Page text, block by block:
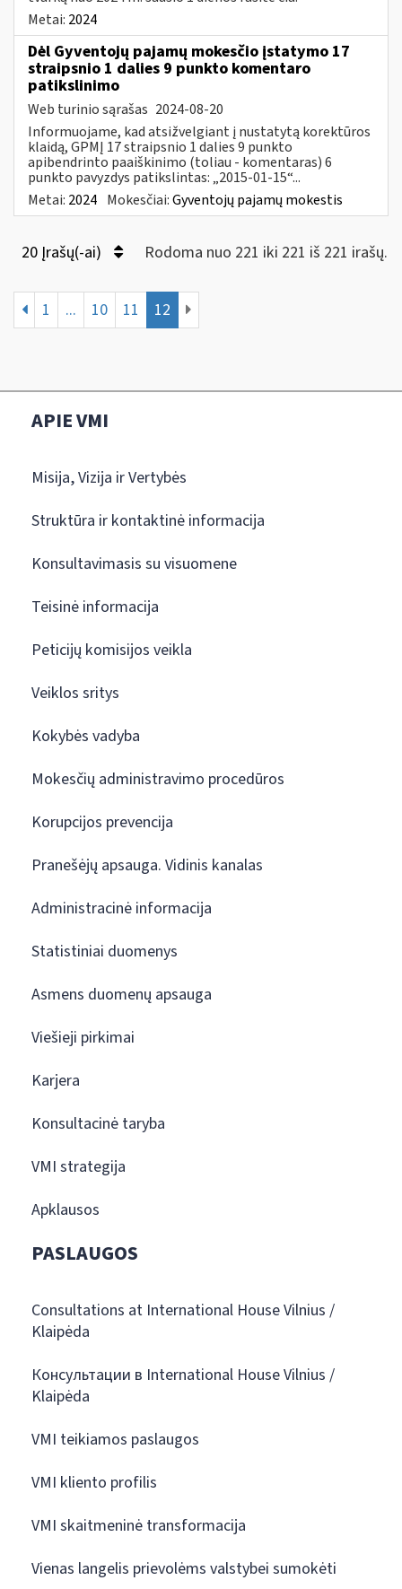
Metai: 2024
Dėl Gyventojų pajamų mokesčio įstatymo 17
straipsnio 1 dalies 9 punkto komentaro
patikslinimo
Web turinio sąrašas 2024-08-20
Informuojame, kad atsižvelgiant į nustatytą korektūros
klaidą, GPMĮ 17 straipsnio 1 dalies 9 punkto
apibendrinto paaiškinimo (toliau - komentaras) 6
punkto pavyzdys patikslintas: „2015-01-15“...
Metai: 2024 Mokesčiai:Gyventojų pajamų mokestis
20 Įrašų(-ai) Rodoma nuo 221 iki 221 iš 221 irašų.
1 ... 10 11 12
APIE VMI
Misija, Vizija ir Vertybės
Struktūra ir kontaktinė informacija
Konsultavimasis su visuomene
Teisinė informacija
Peticijų komisijos veikla
Veiklos sritys
Kokybės vadyba
Mokesčių administravimo procedūros
Korupcijos prevencija
Pranešėjų apsauga. Vidinis kanalas
Administracinė informacija
Statistiniai duomenys
Asmens duomenų apsauga
Viešieji pirkimai
Karjera
Konsultacinė taryba
VMI strategija
Apklausos
PASLAUGOS
Consultations at International House Vilnius /
Klaipėda
Консультации в International House Vilnius /
Klaipėda
VMI teikiamos paslaugos
VMI kliento profilis
VMI skaitmeninė transformacija
Vienas langelis prievolėms valstybei sumokėti